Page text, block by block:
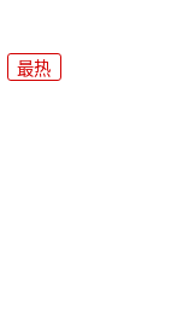
最热